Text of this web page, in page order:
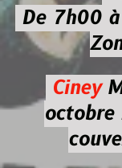
De 7h00
Ciney